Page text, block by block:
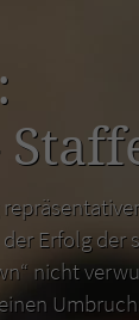
Erfolg der
nicht